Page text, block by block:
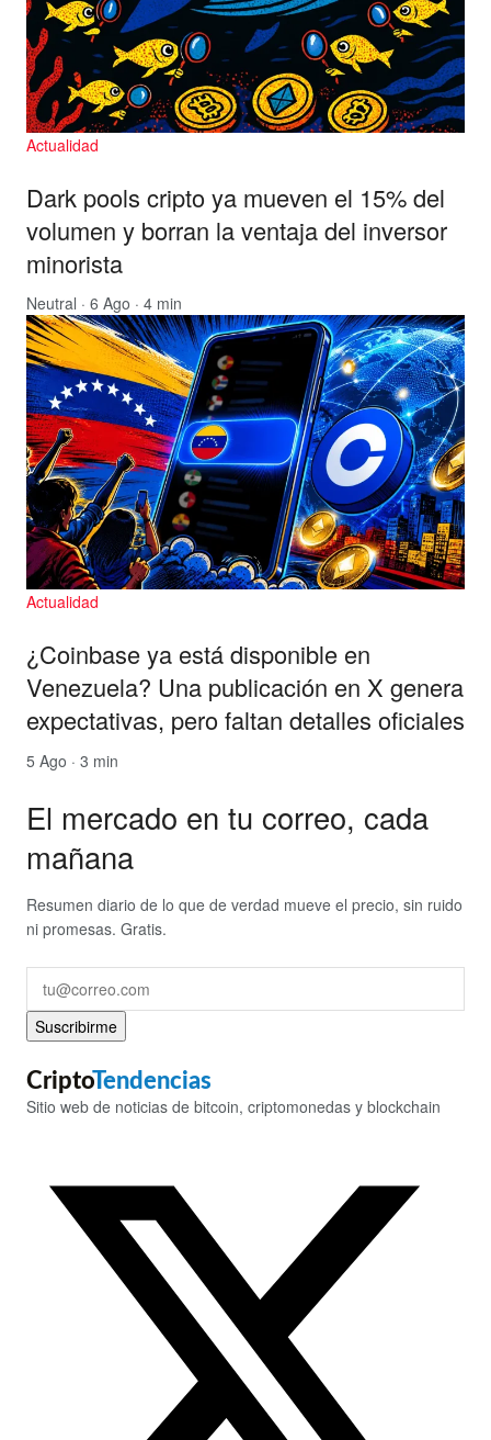
Actualidad
Dark pools cripto ya mueven el 15% del
volumen y borran la ventaja del inversor
minorista
Neutral · 6 Ago · 4 min
Actualidad
¿Coinbase ya está disponible en
Venezuela? Una publicación en X genera
expectativas, pero faltan detalles oficiales
5 Ago · 3 min
El mercado en tu correo, cada
mañana
Resumen diario de lo que de verdad mueve el precio, sin ruido
ni promesas. Gratis.
Suscribirme
CriptoTendencias
Sitio web de noticias de bitcoin, criptomonedas y blockchain